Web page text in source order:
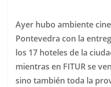
Ayer hubo ambiente
Pontevedra con la
los 17 hoteles de la
mientras en FITUR se
sino también toda la